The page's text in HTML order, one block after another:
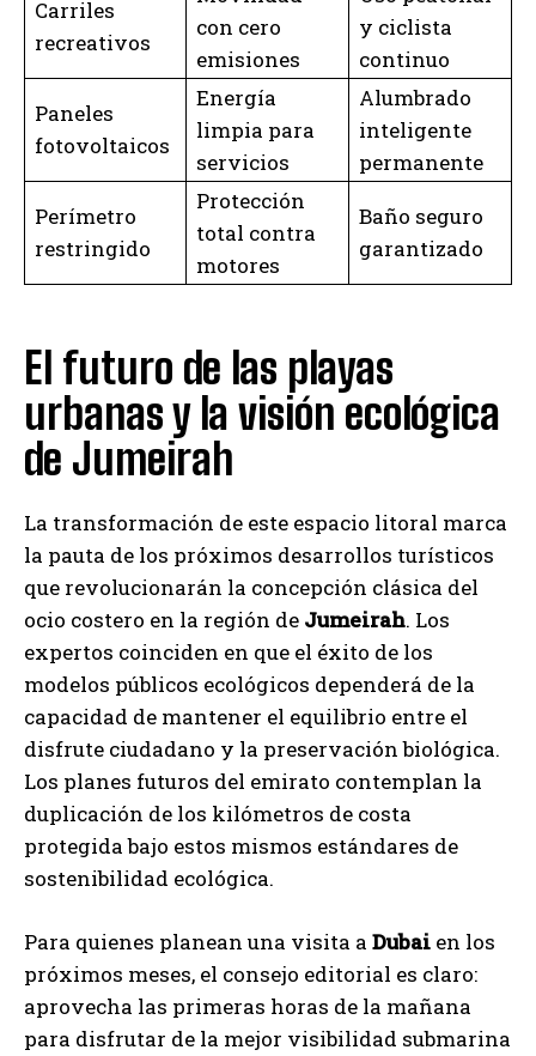
Carriles
recreativos
con cero
emisiones
y ciclista
continuo
Paneles
fotovoltaicos
Energía
limpia para
servicios
Alumbrado
inteligente
permanente
Perímetro
restringido
Protección
total contra
motores
Baño seguro
garantizado
El futuro de las playas
urbanas y la visión ecológica
de Jumeirah
La transformación de este espacio litoral marca
la pauta de los próximos desarrollos turísticos
que revolucionarán la concepción clásica del
ocio costero en la región de Jumeirah. Los
expertos coinciden en que el éxito de los
modelos públicos ecológicos dependerá de la
capacidad de mantener el equilibrio entre el
disfrute ciudadano y la preservación biológica.
Los planes futuros del emirato contemplan la
duplicación de los kilómetros de costa
protegida bajo estos mismos estándares de
sostenibilidad ecológica.
Para quienes planean una visita a Dubai en los
próximos meses, el consejo editorial es claro:
aprovecha las primeras horas de la mañana
para disfrutar de la mejor visibilidad submarina